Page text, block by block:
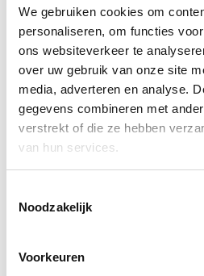
We gebruiken cookies om
personaliseren, om functies
ons websiteverkeer te
over uw gebruik van onze site
media, adverteren en analyse.
gegevens combineren met
verstrekt of die ze hebben
van hun services.
Noodzakelijk
Voorkeuren
In de pers
Nieuwe speeltuin in Ter
dit jaar
05/08/26
Speelzones in de buurt zijn
kinderen, ouders en buurtbewoners.
Lees meer
haverklap vastrijden, krijgt